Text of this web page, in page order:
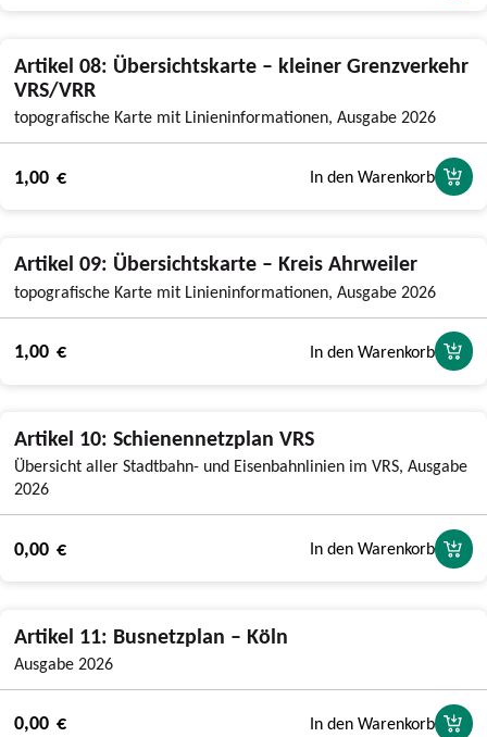
Artikel 08: Übersichtskarte – kleiner Grenzverkehr
VRS/VRR
topografische Karte mit Linieninformationen, Ausgabe 2026
1,00 € In den Warenkorb
Artikel 09: Übersichtskarte – Kreis Ahrweiler
topografische Karte mit Linieninformationen, Ausgabe 2026
1,00 € In den Warenkorb
Artikel 10: Schienennetzplan VRS
Übersicht aller Stadtbahn- und Eisenbahnlinien im VRS, Ausgabe
2026
0,00 € In den Warenkorb
Artikel 11: Busnetzplan – Köln
Ausgabe 2026
0,00 € In den Warenkorb